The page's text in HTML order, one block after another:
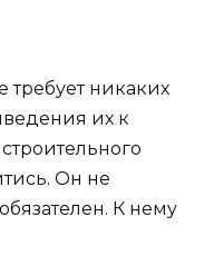
требует никаких
их к
Он не
К нему